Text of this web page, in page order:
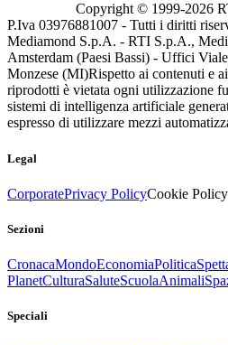
Copyright © 1999-2026
P.Iva 03976881007 - Tutti i diritti
Mediamond S.p.A. - RTI S.p.A.,
Amsterdam (Paesi Bassi) - Uffici
Monzese (MI)Rispetto ai contenuti e
riprodotti è vietata ogni utilizzazione
sistemi di intelligenza artificiale
espresso di utilizzare mezzi
Legal
CorporatePrivacy PolicyCookie Policy
Sezioni
CronacaMondoEconomiaPolitica
PlanetCulturaSaluteScuolaAnimali
Speciali